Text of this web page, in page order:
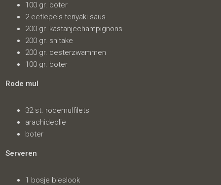
100 gr. boter
2 eetlepels teriyaki saus
200 gr. kastanjechampignons
200 gr. shitake
200 gr. oesterzwammen
100 gr. boter
Rode mul
32 st. rodemulfilets
arachideolie
boter
Serveren
1 bosje bieslook